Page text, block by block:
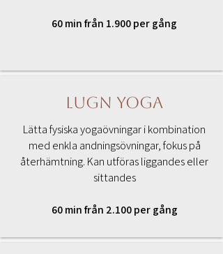
60 min från 1.900 per gång
Lugn Yoga
Lätta fysiska yogaövningar i kombination
med enkla andningsövningar, fokus på
återhämtning. Kan utföras liggandes eller
sittandes
60 min från 2.100 per gång